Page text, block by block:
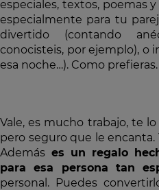
especiales, textos, poemas
especialmente para tu
divertido (contando
conocisteis, por ejemplo), o
esa noche…). Como
Vale, es mucho trabajo, te
pero seguro que le encanta.
Además es un regalo
para esa persona tan
personal. Puedes